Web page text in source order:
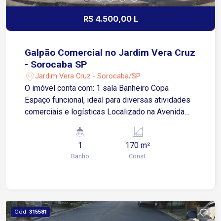
R$ 4.500,00 L
Galpão Comercial no Jardim Vera Cruz
- Sorocaba SP
Jardim Vera Cruz - Sorocaba/SP
O imóvel conta com: 1 sala Banheiro Copa
Espaço funcional, ideal para diversas atividades
comerciais e logísticas Localizado na Avenida
rápido acesso a importantes avenidas e rodovias
Distâncias aproximadas: 2 minutos da Avenida
General Carneiro 1 minuto da Avenida Santa Cruz
esquina, com ótima visibilidade e fácil acesso às
principais vias da cidade.
1
Banho
170 m²
Const.
Cód. 315581